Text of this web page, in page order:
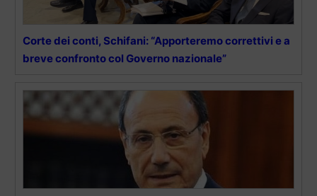
Corte dei conti, Schifani: “Apporteremo correttivi e a
breve confronto col Governo nazionale”